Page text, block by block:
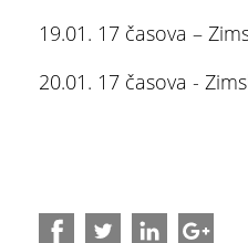
19.01. 17 časova –
20.01. 17 časova -